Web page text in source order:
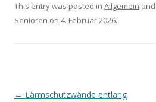
This entry was posted in Allgemein
Senioren on 4. Februar 2026.
Post navigation
← Lärmschutzwände entlang